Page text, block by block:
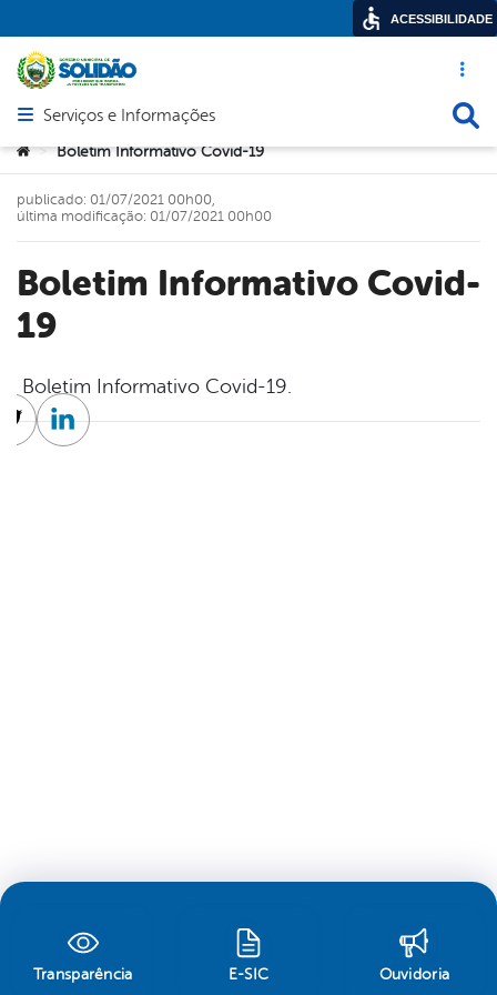
Acesso
Abrir menu principal de navegação
Serviços e Informações
Você está aqui:
> Boletim Informativo Covid-19
Boletim Informativo Covid-
19
publicado: 01/07/2021 00h00,
última modificação: 01/07/2021 00h00
Boletim Informativo Covid-19.
TwitterLinkedin
Transparência E-SIC Ouvidoria
ACESSIBILIDADE